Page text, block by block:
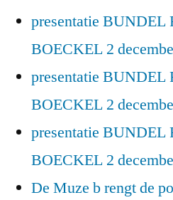
presentatie
BOECKEL 2
presentatie
BOECKEL 2
presentatie
BOECKEL 2
De Muze b rengt de